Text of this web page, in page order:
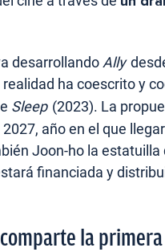
desarrollando Ally
ha coescrito y
Sleep (2023). La
año en el que
Joon-ho la
financiada y
la primera